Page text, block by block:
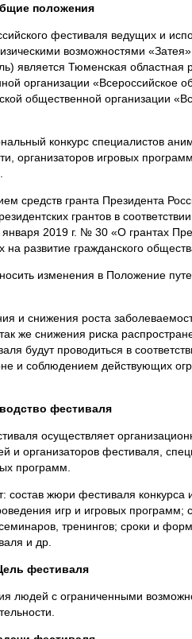
положения
фестиваля ведущих и
возможностями
является Тюменская областная
организации «Всероссийское
общественной организации
конкурс специалистов
организаторов игровых
средств гранта Президента
грантов в
2019 г. № 30 «О грантах
развитие гражданского
изменения в Положение
и снижения роста
же снижения риска
будут проводиться в
и соблюдением действующих
фестиваля
осуществляет
и организаторов фестиваля,
программ.
состав жюри фестиваля конкурса
игр и игровых программ;
тренингов; сроки и
и др.
фестиваля
людей с ограниченными